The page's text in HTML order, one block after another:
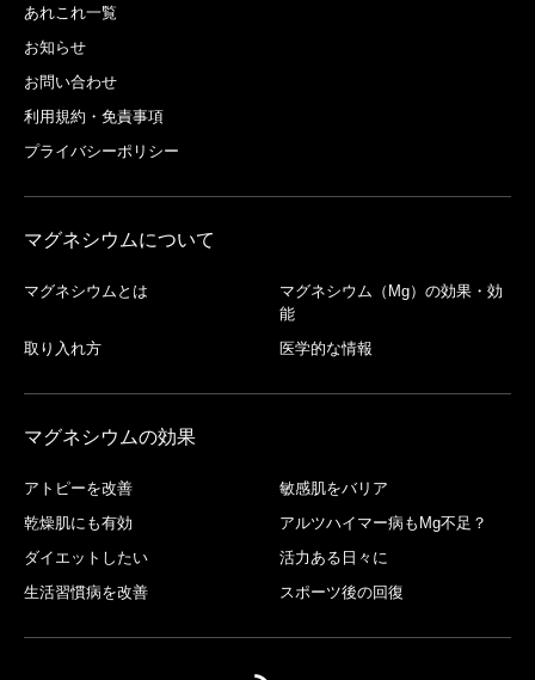
あれこれ一覧
お知らせ
お問い合わせ
利用規約・免責事項
プライバシーポリシー
マグネシウムについて
マグネシウムとは
マグネシウム（Mg）の効果・効
能
取り入れ方
医学的な情報
マグネシウムの効果
アトピーを改善
敏感肌をバリア
乾燥肌にも有効
アルツハイマー病もMg不足？
ダイエットしたい
活力ある日々に
生活習慣病を改善
スポーツ後の回復